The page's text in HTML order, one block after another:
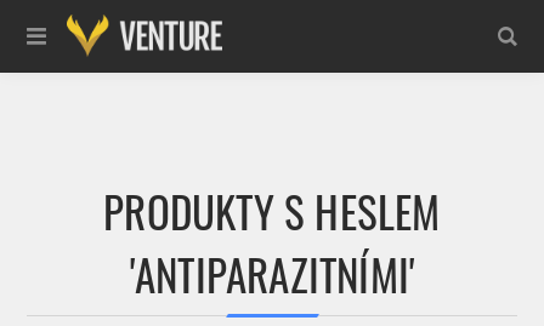
PRODUKTY S HESLEM
'ANTIPARAZITNÍMI'